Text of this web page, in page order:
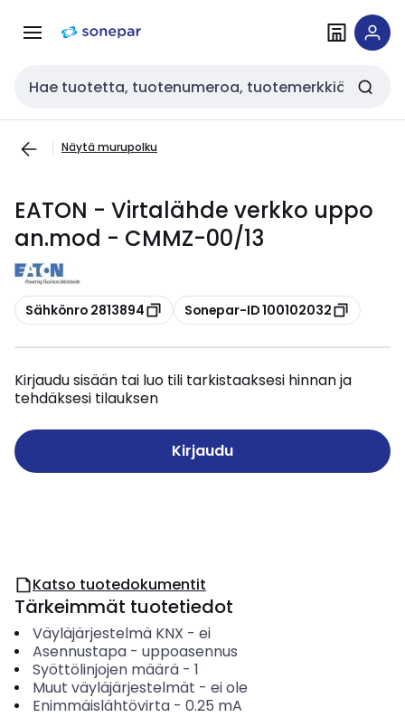
navigointiinsisältöön
Haku
Näytä murupolku
EATON - Virtalähde verkko uppo
an.mod - CMMZ-00/13
Kopioi
Sähkönro 2813894 Kopioi
Sonepar-ID 100102032
Kirjaudu sisään tai luo tili tarkistaaksesi hinnan ja
tehdäksesi tilauksen
Kirjaudu
Katso tuotedokumentit
Tärkeimmät tuotetiedot
Väyläjärjestelmä KNX - ei
Asennustapa- uppoasennus
Syöttölinjojen määrä- 1
Muut väyläjärjestelmät - ei ole
Enimmäislähtövirta- 0.25 mA